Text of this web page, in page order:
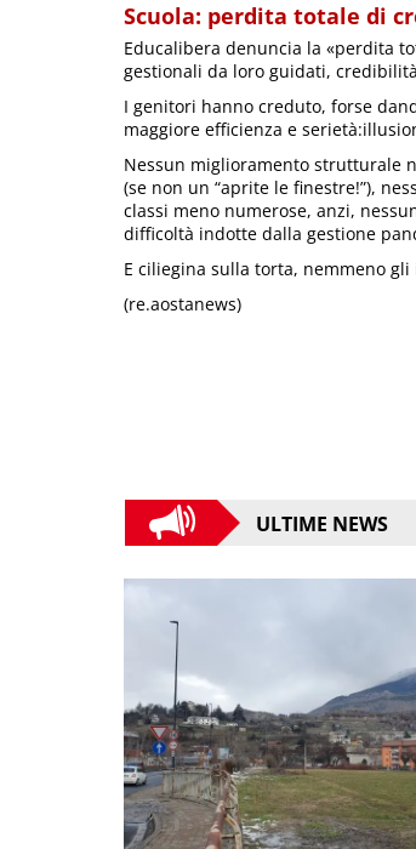
Scuola: perdita totale di
Educalibera denuncia la «perdita
gestionali da loro guidati,
I genitori hanno creduto, forse
maggiore efficienza e
Nessun miglioramento strutturale
(se non un “aprite le finestre!”),
classi meno numerose, anzi,
difficoltà indotte dalla gestione
E ciliegina sulla torta, nemmeno
(re.aostanews)
ULTIME NEWS